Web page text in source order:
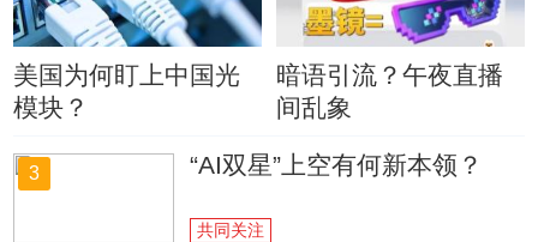
美国为何盯上中国光
模块？
暗语引流？午夜直播
间乱象
3 “AI双星”上空有何新本领？
共同关注